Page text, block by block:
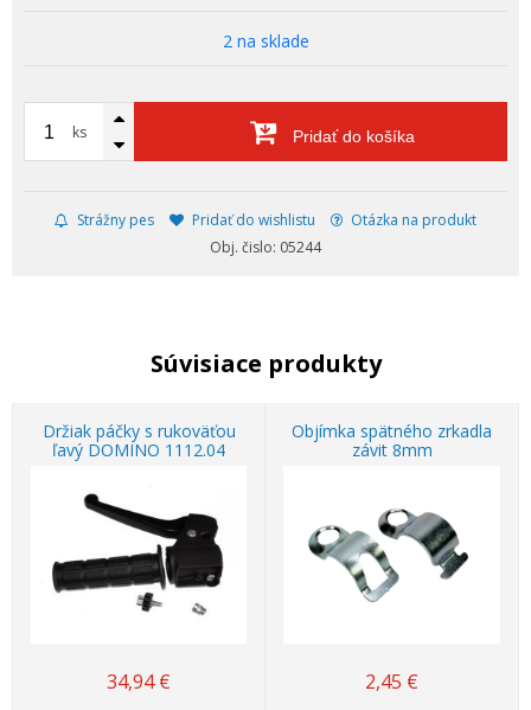
2 na sklade
ks Pridať do košíka
Strážny pes Pridať do wishlistu
Otázka na produkt
Obj. čislo: 05244
Súvisiace produkty
Držiak páčky s rukoväťou
ľavý DOMINO 1112.04
34,94 €
Objímka spätného zrkadla
závit 8mm
2,45 €